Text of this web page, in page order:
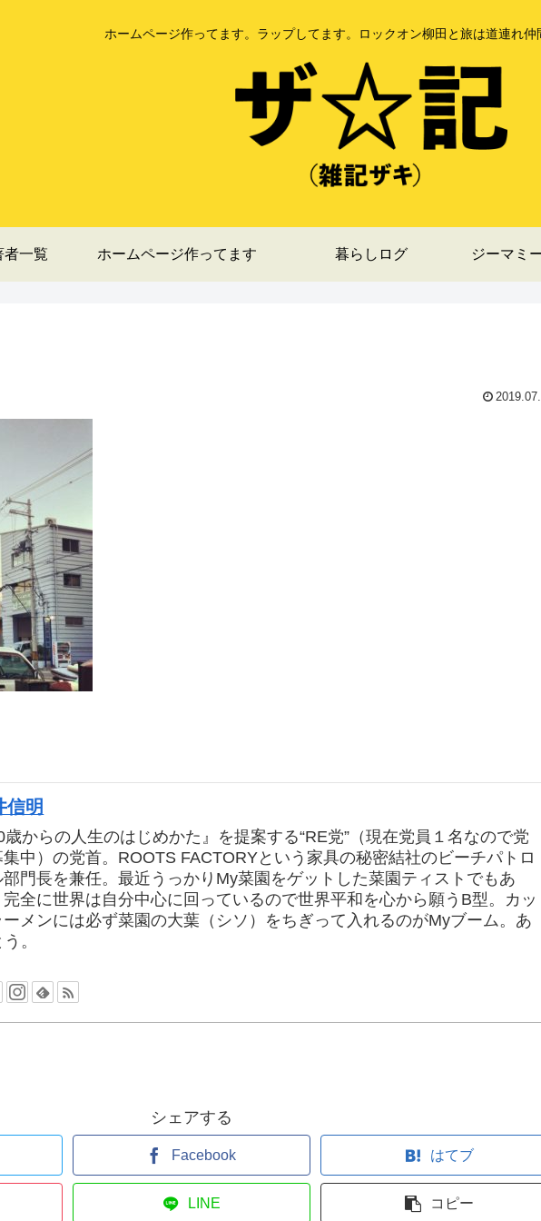
ホームページ作ってます。ラップしてます。ロックオン柳田と旅は道連れ仲
者一覧 ホームページ作ってます 暮らしログ ジーマミ
信明
歳からの人生のはじめかた』を提案する“RE党”（現在党員１名なので党
集中）の党首。ROOTS FACTORYという家具の秘密結社のビーチパトロ
部門長を兼任。最近うっかりMy菜園をゲットした菜園ティストでもあ
完全に世界は自分中心に回っているので世界平和を心から願うB型。カッ
ーメンには必ず菜園の大葉（シソ）をちぎって入れるのがMyブーム。あ
。
シェアする
Facebook はてブ
LINE コピー